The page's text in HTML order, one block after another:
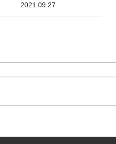
2021.09.27